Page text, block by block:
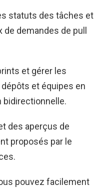
statuts des tâches et
demandes de pull
et gérer les
et équipes en
des aperçus de
proposés par le
pouvez facilement